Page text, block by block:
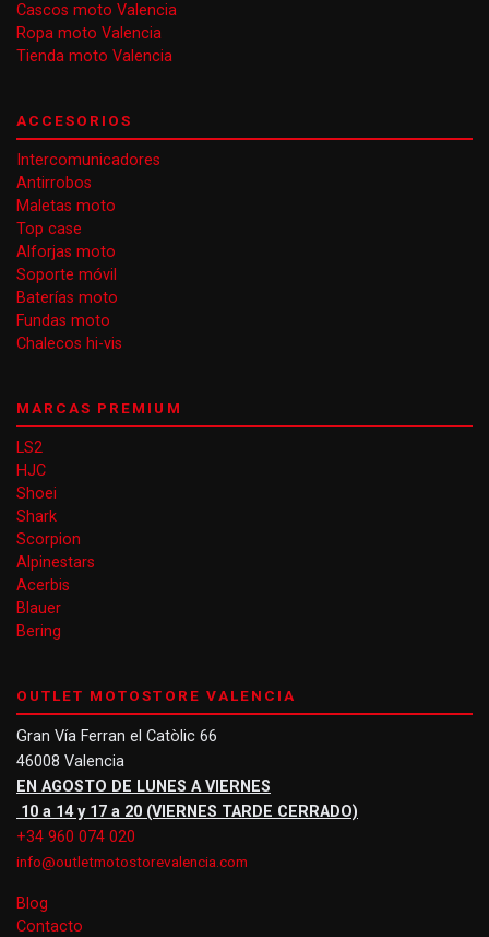
Cascos moto Valencia
Ropa moto Valencia
Tienda moto Valencia
ACCESORIOS
Intercomunicadores
Antirrobos
Maletas moto
Top case
Alforjas moto
Soporte móvil
Baterías moto
Fundas moto
Chalecos hi-vis
MARCAS PREMIUM
LS2
HJC
Shoei
Shark
Scorpion
Alpinestars
Acerbis
Blauer
Bering
OUTLET MOTOSTORE VALENCIA
Gran Vía Ferran el Catòlic 66
46008 Valencia
EN AGOSTO DE LUNES A VIERNES
10 a 14 y 17 a 20 (VIERNES TARDE CERRADO)
+34 960 074 020
info@outletmotostorevalencia.com
Blog
Contacto